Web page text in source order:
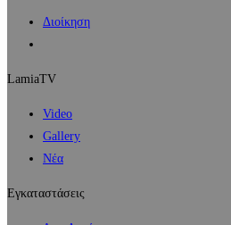
Διοίκηση
LamiaTV
Video
Gallery
Νέα
Εγκαταστάσεις